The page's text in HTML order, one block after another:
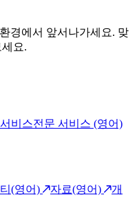
경에서 앞서나가세요. 맞
요.
서비스전문 서비스 (영어)
(영어) 자료(영어)
개